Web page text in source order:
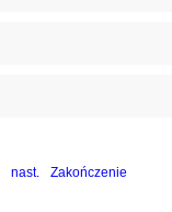
nast. Zakończenie